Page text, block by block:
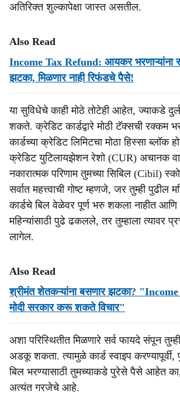
अतिरिक्त शुल्कापेक्षा जास्त असतील.
Also Read
Income Tax Refund: आयकर भरणाऱ्यांना
झटका, मिळणार नाही रिफंडचे पैसे!
या सुविधेचे काही मोठे तोटेही आहेत, ज्याकडे
शकते. क्रेडिट कार्डद्वारे मोठी टॅक्सची रक्कम
कार्डच्या क्रेडिट लिमिटचा मोठा हिस्सा ब्लॉक
क्रेडिट युटिलायझेशन रेशो (CUR) अचानक
नकारात्मक परिणाम तुमच्या सिबिल (Cibil)
सर्वात महत्त्वाची गोष्ट म्हणजे, जर तुम्ही पुढील
कार्डचे बिल वेळेवर पूर्ण भरु शकला नाहीत
महिन्यांसाठी पुढे ढकलले, तर तुम्हाला त्यावर
लागेल.
Also Read
श्रीमंत शेतकऱ्यांना बसणार झटका? "Income
मोदी सरकार करू शकते विचार"
अशा परिस्थितीत मिळणारे सर्व फायदे संपून
अडकू शकता. त्यामुळे कार्ड स्वाइप करण्यापूर्वी,
बिल भरण्यासाठी तुमच्याकडे पुरेसे पैसे आहेत
अत्यंत गरजेचे आहे.